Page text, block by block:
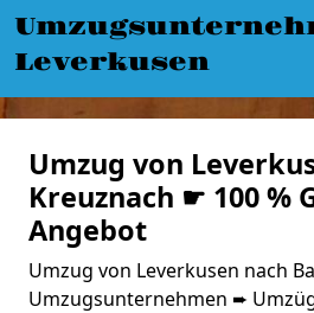
Leverkusen
Umzug von
Kreuznach ☛ 100 %
Angebot
Umzug von Leverkusen nach
Umzugsunternehmen ➨